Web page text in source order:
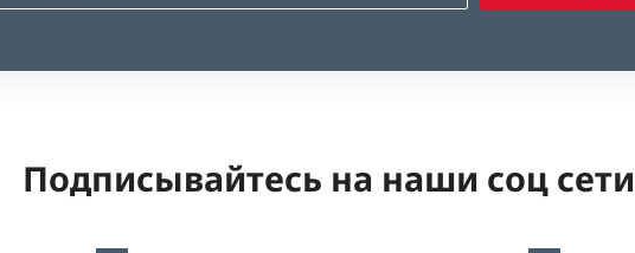
Подписывайтесь на наши соц сети